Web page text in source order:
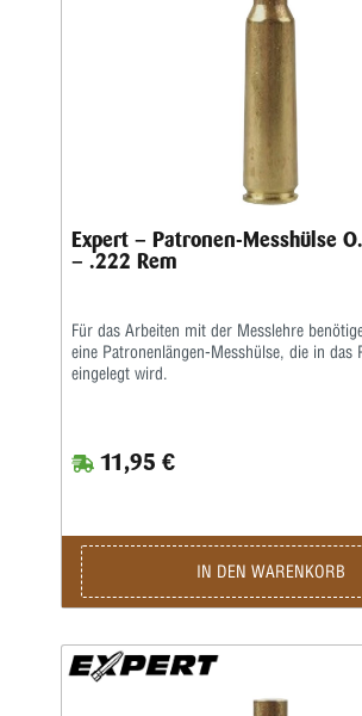
Expert – Patronen-Messhülse
– .222 Rem
Für das Arbeiten mit der Messlehre
eine Patronenlängen-Messhülse, die in das
eingelegt wird.
11,95 €
IN DEN WARENKORB